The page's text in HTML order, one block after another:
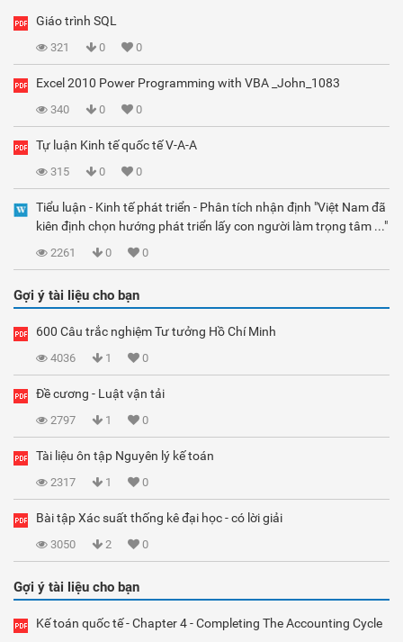
Giáo trình SQL
321 0 0
Excel 2010 Power Programming with VBA _John_1083
340 0 0
Tự luận Kinh tế quốc tế V-A-A
315 0 0
Tiểu luận - Kinh tế phát triển - Phân tích nhận định "Việt Nam đã
kiên định chọn hướng phát triển lấy con người làm trọng tâm ..."
2261 0 0
Gợi ý tài liệu cho bạn
600 Câu trắc nghiệm Tư tưởng Hồ Chí Minh
4036 1 0
Đề cương - Luật vận tải
2797 1 0
Tài liệu ôn tập Nguyên lý kế toán
2317 1 0
Bài tập Xác suất thống kê đại học - có lời giải
3050 2 0
Gợi ý tài liệu cho bạn
Kế toán quốc tế - Chapter 4 - Completing The Accounting Cycle